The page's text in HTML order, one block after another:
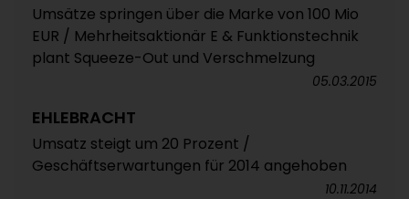
Umsätze springen über die Marke von 100 Mio
EUR / Mehrheitsaktionär E & Funktionstechnik
plant Squeeze-Out und Verschmelzung
05.03.2015
EHLEBRACHT
Umsatz steigt um 20 Prozent /
Geschäftserwartungen für 2014 angehoben
10.11.2014